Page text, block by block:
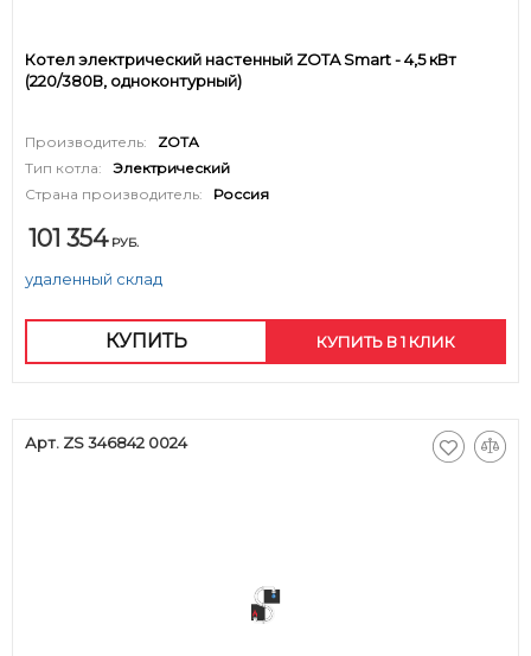
Котел электрический настенный ZOTA Smart - 4,5 кВт
(220/380В, одноконтурный)
Производитель:
ZOTA
Тип котла:
Электрический
Страна производитель:
Россия
101 354 РУБ.
удаленный склад
КУПИТЬ КУПИТЬ В 1 КЛИК
Арт. ZS 346842 0024